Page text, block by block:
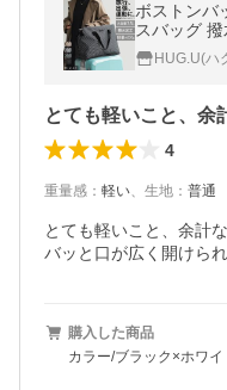
ボストンバ
スバッグ
旅行 キャリ
HUG.U(ハ
4
重量感 ： 軽い、 生地 ： 普通
とても軽いこと、余計
バッと口が広く開けら
購入した商品
カラー/ブラック×ホワ